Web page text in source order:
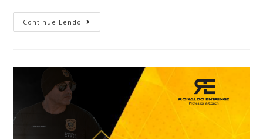
Continue Lendo